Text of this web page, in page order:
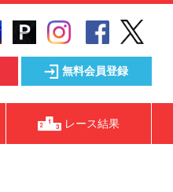
無料会員登録
レース結果